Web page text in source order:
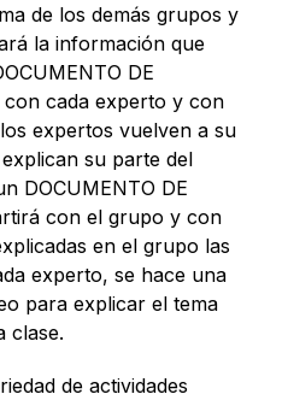
de los demás grupos y
la información que
DE
cada experto y con
expertos vuelven a su
su parte del
DOCUMENTO DE
con el grupo y con
en el grupo las
experto, se hace una
para explicar el tema
clase.
de actividades